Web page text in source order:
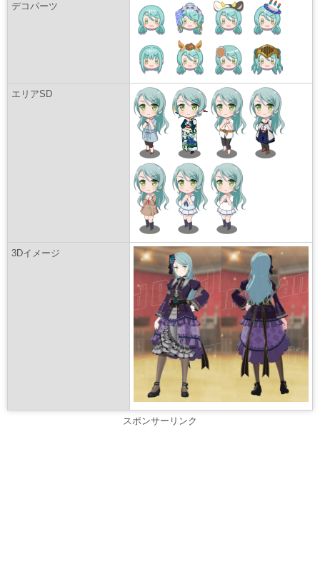
デコパーツ
エリアSD
3Dイメージ
スポンサーリンク